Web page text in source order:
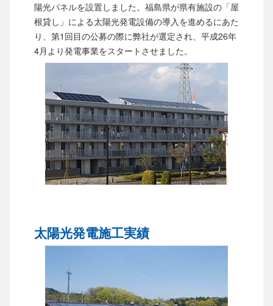
陽光パネルを設置しました。福島県が県有施設の「屋
根貸し」による太陽光発電設備の導入を進めるにあた
り、第1回目の公募の際に弊社が選定され、平成26年
4月より発電事業をスタートさせました。
太陽光発電施工実績